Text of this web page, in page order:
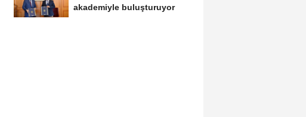
akademiyle buluşturuyor